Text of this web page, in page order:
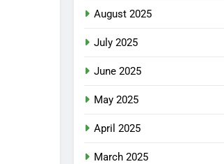
August 2025
July 2025
June 2025
May 2025
April 2025
March 2025